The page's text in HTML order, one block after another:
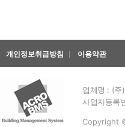
개인정보취급방침 이용약관
업체명 : (주
사업자등록
Copyright